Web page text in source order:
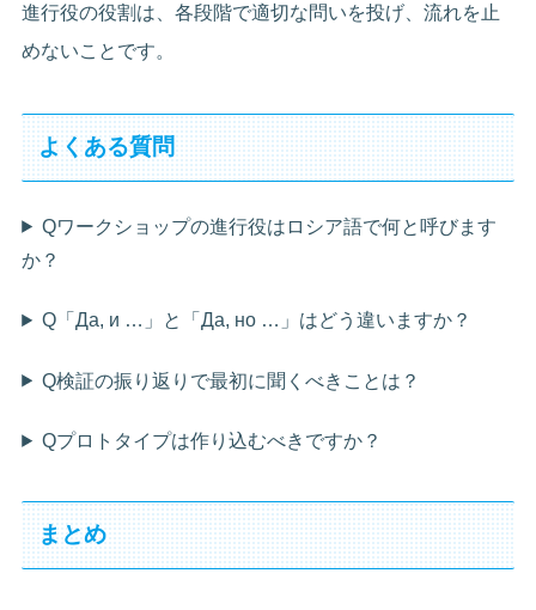
進行役の役割は、各段階で適切な問いを投げ、流れを止
めないことです。
よくある質問
Qワークショップの進行役はロシア語で何と呼びます
か？
Q「Да, и …」と「Да, но …」はどう違いますか？
Q検証の振り返りで最初に聞くべきことは？
Qプロトタイプは作り込むべきですか？
まとめ